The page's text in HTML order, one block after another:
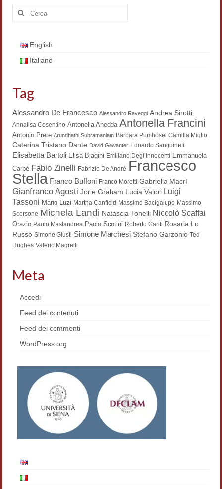
Cerca:
English
Italiano
Tag
Alessandro De Francesco Alessandro Raveggi Andrea Sirotti
Annalisa Cosentino Antonella Anedda Antonella Francini
Antonio Prete Arundhathi Subramaniam Barbara Pumhösel Camilla Miglio
Caterina Tristano Dante David Gewanter Edoardo Sanguineti
Elisabetta Bartoli Elisa Biagini Emiliano Degl’Innocenti Emmanuela
Carbé Fabio Zinelli Fabrizio De André Francesco
Stella Franco Buffoni Franco Moretti Gabriella Macrì
Gianfranco Agosti Jorie Graham Lucia Valori Luigi
Tassoni Mario Luzi Martha Canfield Massimo Bacigalupo Massimo
Scorsone Michela Landi Natascia Tonelli Niccolò Scaffai
Orazio Paolo Mastandrea Paolo Scotini Roberto Carifi Rosaria Lo
Russo Simone Giusti Simone Marchesi Stefano Garzonio Ted
Hughes Valerio Magrelli
Meta
Accedi
Feed dei contenuti
Feed dei commenti
WordPress.org